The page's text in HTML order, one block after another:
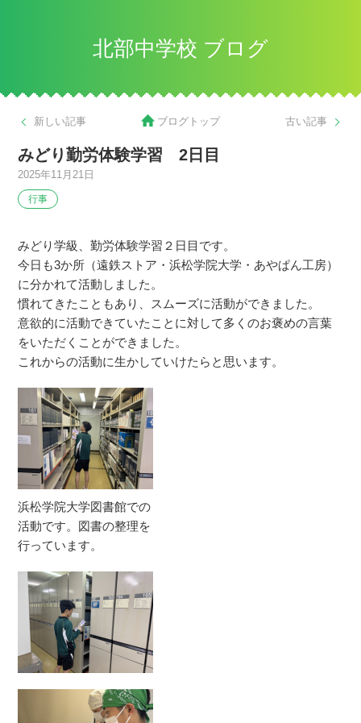
北部中学校 ブログ
新しい記事 古い記事
ブログトップ
みどり勤労体験学習 2日目
2025年11月21日
行事
みどり学級、勤労体験学習２日目です。
今日も3か所（遠鉄ストア・浜松学院大学・あやぱん工房）
に分かれて活動しました。
慣れてきたこともあり、スムーズに活動ができました。
意欲的に活動できていたことに対して多くのお褒めの言葉
をいただくことができました。
これからの活動に生かしていけたらと思います。
浜松学院大学図書館での
活動です。図書の整理を
行っています。